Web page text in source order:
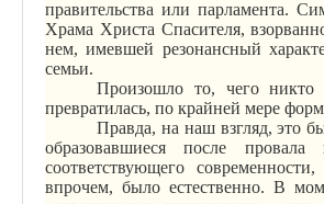
правительства или парламента.
Храма Христа Спасителя,
нем, имевшей резонансный
семьи.
Произошло то, чего никто
превратилась, по крайней мере
Правда, на наш взгляд, это
образовавшиеся после
соответствующего
впрочем, было естественно. В